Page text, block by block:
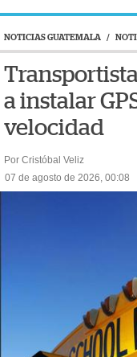
NOTICIAS GUATEMALA /
a instalar
velocidad
Por Cristóbal Veliz
07 de agosto de 2026, 00:08